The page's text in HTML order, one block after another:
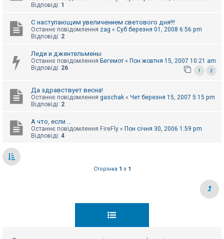
Відповіді: 1
С наступающим увеличением светового дня!!!
Останнє повідомлення zag « Суб березня 01, 2008 6:56 pm
Відповіді: 2
Леди и джентельмены
Останнє повідомлення Бегемот « Пон жовтня 15, 2007 10:21 am
Відповіді: 26 1 2
Да здравствует весна!
Останнє повідомлення gaschak « Чет березня 15, 2007 5:15 pm
Відповіді: 2
А что, если ...
Останнє повідомлення FireFly « Пон січня 30, 2006 1:59 pm
Відповіді: 4
Сторінка 1 з 1